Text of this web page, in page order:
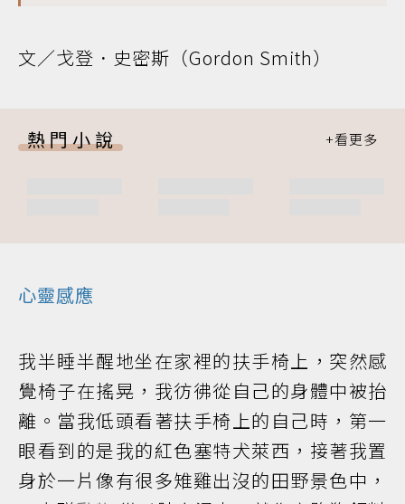
文／戈登．史密斯（Gordon Smith）
熱門小說
心靈感應
我半睡半醒地坐在家裡的扶手椅上，突然感
覺椅子在搖晃，我彷彿從自己的身體中被抬
離。當我低頭看著扶手椅上的自己時，第一
眼看到的是我的紅色塞特犬萊西，接著我置
身於一片像有很多雉雞出沒的田野景色中，